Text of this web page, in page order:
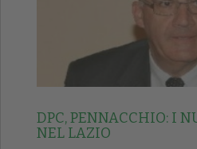
DPC, PENNACCHIO: I
NEL LAZIO